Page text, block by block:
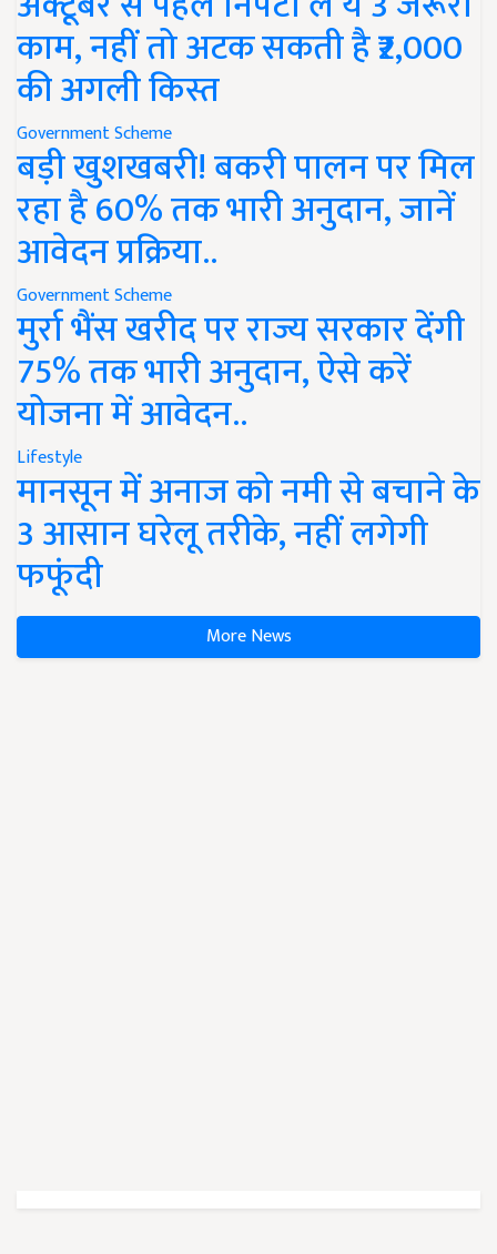
काम, नहीं तो अटक सकती है ₹2,000
की अगली किस्त
Government Scheme
बड़ी खुशखबरी! बकरी पालन पर मिल
रहा है 60% तक भारी अनुदान, जानें
आवेदन प्रक्रिया..
Government Scheme
मुर्रा भैंस खरीद पर राज्य सरकार देंगी
75% तक भारी अनुदान, ऐसे करें
योजना में आवेदन..
Lifestyle
मानसून में अनाज को नमी से बचाने के
3 आसान घरेलू तरीके, नहीं लगेगी
फफूंदी
More News